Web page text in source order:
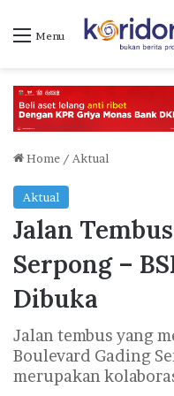
Menu
Home / Aktual
Aktual
Jalan
Serpong –
Dibuka
Jalan tembus yang
Boulevard Gading
merupakan